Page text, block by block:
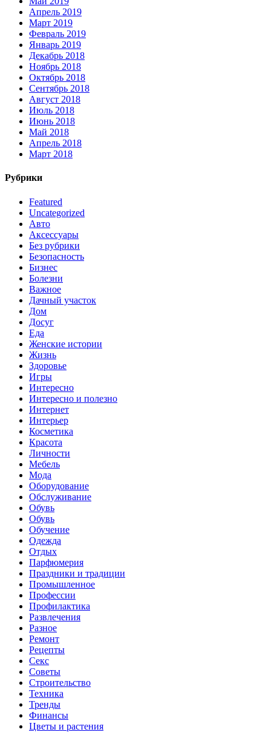
Апрель 2019
Март 2019
Февраль 2019
Январь 2019
Декабрь 2018
Ноябрь 2018
Октябрь 2018
Сентябрь 2018
Август 2018
Июль 2018
Июнь 2018
Май 2018
Апрель 2018
Март 2018
Рубрики
Featured
Uncategorized
Авто
Аксессуары
Без рубрики
Безопасность
Бизнес
Болезни
Важное
Дачный участок
Дом
Досуг
Еда
Женские истории
Жизнь
Здоровье
Игры
Интересно
Интересно и полезно
Интернет
Интерьер
Косметика
Красота
Личности
Мебель
Мода
Оборудование
Обслуживание
Обувь
Обувь
Обучение
Одежда
Отдых
Парфюмерия
Праздники и традиции
Промышленное
Профессии
Профилактика
Развлечения
Разное
Ремонт
Рецепты
Секс
Советы
Строительство
Техника
Тренды
Финансы
Цветы и растения